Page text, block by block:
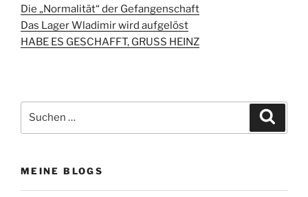
Die „Normalität“ der Gefangenschaft
Das Lager Wladimir wird aufgelöst
HABE ES GESCHAFFT, GRUSS HEINZ
nach:
MEINE BLOGS